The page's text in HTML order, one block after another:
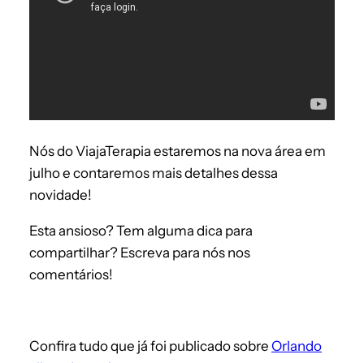
Nós do ViajaTerapia estaremos na nova área em
julho e contaremos mais detalhes dessa
novidade!
Esta ansioso? Tem alguma dica para
compartilhar? Escreva para nós nos
comentários!
Confira tudo que já foi publicado sobre Orlando